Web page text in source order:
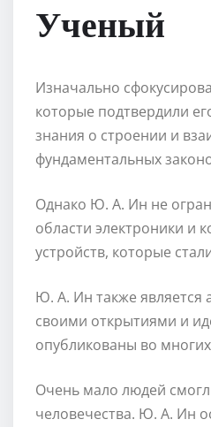
Ученый
Изначально
которые подтвердили
знания о строении и
фундаментальных
Однако Ю. А. Ин не
области электроники и
устройств, которые
Ю. А. Ин также является
своими открытиями и
опубликованы во
Очень мало людей
человечества. Ю. А. Ин